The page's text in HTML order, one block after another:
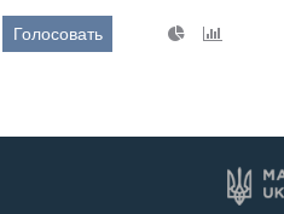
Голосовать